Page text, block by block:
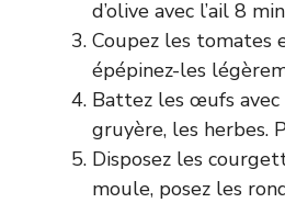
d’olive avec l’ail 8
Coupez les tomates
épépinez-les
Battez les œufs avec
gruyère, les herbes.
Disposez les
moule, posez les